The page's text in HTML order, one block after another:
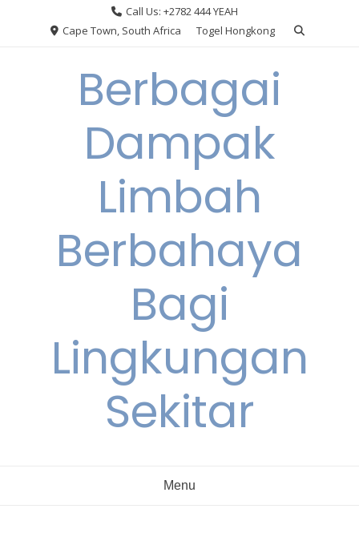
Call Us: +2782 444 YEAH
Cape Town, South Africa
Togel Hongkong
Berbagai
Dampak
Limbah
Berbahaya
Bagi
Lingkungan
Sekitar
Menu